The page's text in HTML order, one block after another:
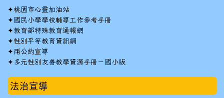
✦桃園市心靈加油站
✦ 國民小學學校輔導工作參考手冊
✦教育部特殊教育通報網
✦性別平等教育資訊網
✦兩公約宣導
✦ 多元性別友善教學資源手冊－國小版
法治宣導